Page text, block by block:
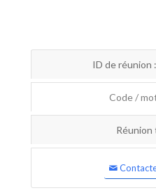
ID de réunion :
Code /
Réunion